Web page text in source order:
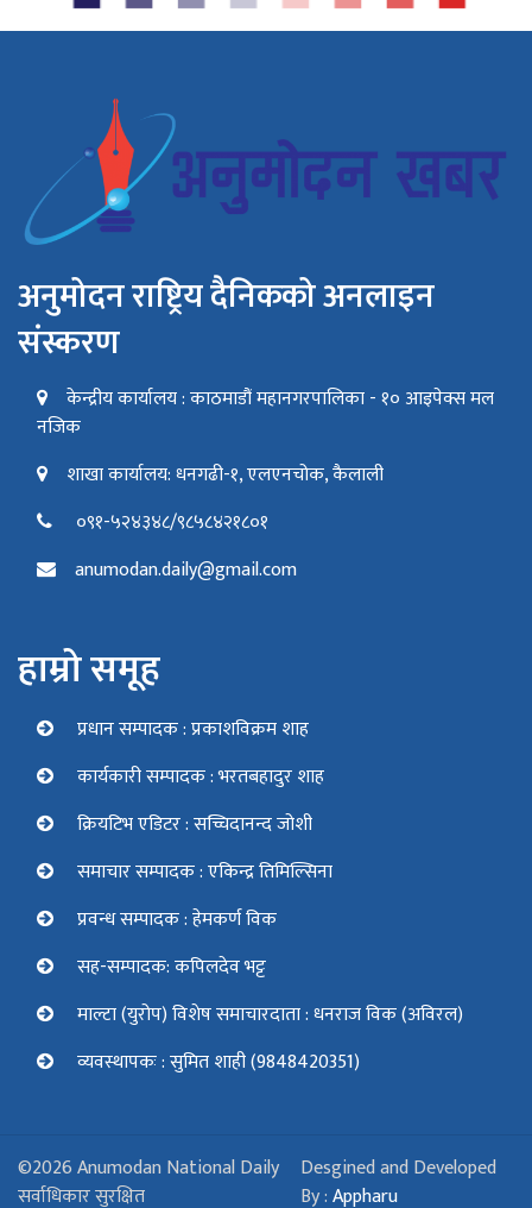
अनुमोदन राष्ट्रिय दैनिकको अनलाइन
संस्करण
केन्द्रीय कार्यालय : काठमाडौं महानगरपालिका - १० आइपेक्स मल
नजिक
शाखा कार्यालय: धनगढी-१, एलएनचोक, कैलाली
०९१-५२४३४८/९८५८४२१८०१
anumodan.daily@gmail.com
हाम्रो समूह
प्रधान सम्पादक : प्रकाशविक्रम शाह
कार्यकारी सम्पादक : भरतबहादुर शाह
क्रियटिभ एडिटर : सच्चिदानन्द जोशी
समाचार सम्पादक : एकिन्द्र तिमिल्सिना
प्रवन्ध सम्पादक : हेमकर्ण विक
सह-सम्पादक: कपिलदेव भट्ट
माल्टा (युरोप) विशेष समाचारदाता : धनराज विक (अविरल)
व्यवस्थापकः : सुमित शाही (9848420351)
©2026 Anumodan National Daily
सर्वाधिकार सुरक्षित
Desgined and Developed
By :Appharu